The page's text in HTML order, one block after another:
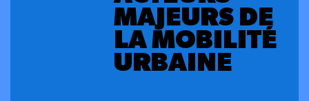
MAJEURS DE
LA MOBILITÉ
URBAINE